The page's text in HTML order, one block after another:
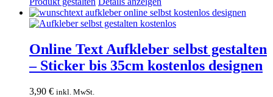
Online Text Aufkleber selbst gestalten
– Sticker bis 35cm kostenlos designen
3,90 € inkl. MwSt.